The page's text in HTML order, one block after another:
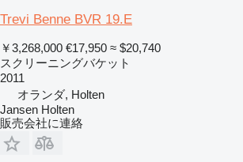
Trevi Benne BVR 19.E
￥3,268,000 €17,950 ≈ $20,740
スクリーニングバケット
2011
オランダ, Holten
Jansen Holten
販売会社に連絡